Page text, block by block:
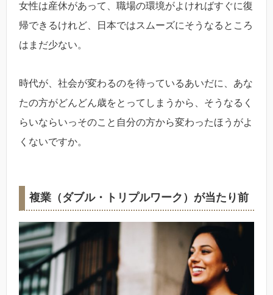
女性は産休があって、職場の環境がよければすぐに復
帰できるけれど、日本ではスムーズにそうなるところ
はまだ少ない。
時代が、社会が変わるのを待っているあいだに、あな
たの方がどんどん歳をとってしまうから、そうなるく
らいならいっそのこと自分の方から変わったほうがよ
くないですか。
複業（ダブル・トリプルワーク）が当たり前